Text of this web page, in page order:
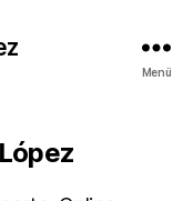
Menü